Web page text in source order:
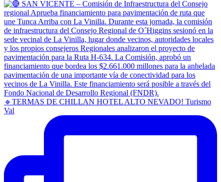
🔹TERMAS DE CHILLAN HOTEL ALTO NEVADO! Turismo
Val